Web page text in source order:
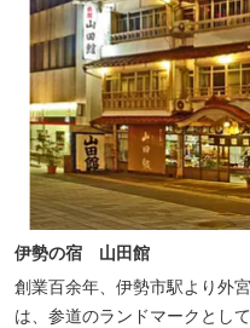
伊勢の宿 山田館
創業百余年、伊勢市駅より外
は、参道のランドマークとし